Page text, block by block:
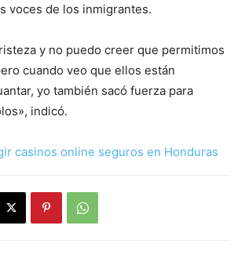
voces de los inmigrantes.
y no puedo creer que permitimos
cuando veo que ellos están
yo también sacó fuerza para
indicó.
casinos online seguros en Honduras